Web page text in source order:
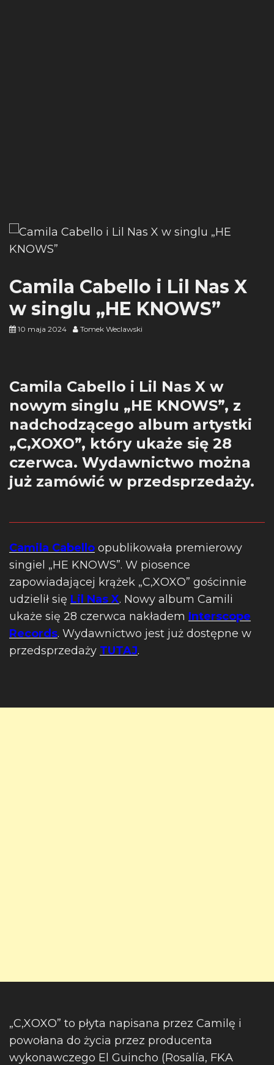
Camila Cabello i Lil Nas X
w singlu „HE KNOWS”
10 maja 2024 Tomek Weclawski
Camila Cabello i Lil Nas X w
nowym singlu „HE KNOWS”, z
nadchodzącego album artystki
„C,XOXO”, który ukaże się 28
czerwca. Wydawnictwo można
już zamówić w przedsprzedaży.
Camila Cabello opublikowała premierowy
singiel „HE KNOWS”. W piosence
zapowiadającej krążek „C,XOXO” gościnnie
udzielił się Lil Nas X. Nowy album Camili
ukaże się 28 czerwca nakładem Interscope
Records. Wydawnictwo jest już dostępne w
przedsprzedaży TUTAJ.
„C,XOXO” to płyta napisana przez Camilę i
powołana do życia przez producenta
wykonawczego El Guincho (Rosalía, FKA